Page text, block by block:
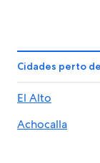
Cidades perto
El Alto
Achocalla